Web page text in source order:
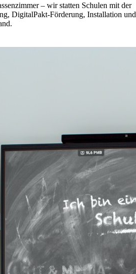
– wir statten Schulen mit der
DigitalPakt-Förderung, Installation und